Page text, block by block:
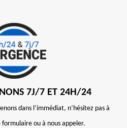
7J/7 ET 24H/24
dans l’immédiat, n’hésitez pas à
ou à nous appeler.